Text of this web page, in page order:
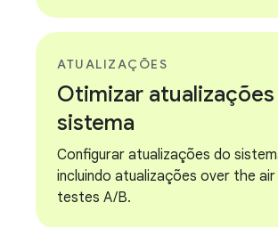
ATUALIZAÇÕES
Otimizar
sistema
Configurar atualizações do
incluindo atualizações over the air
testes A/B.